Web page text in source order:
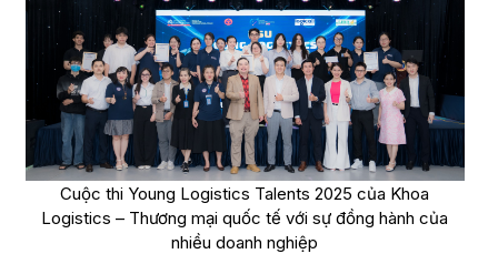
Cuộc thi Young Logistics Talents 2025 của Khoa
Logistics – Thương mại quốc tế với sự đồng hành của
nhiều doanh nghiệp